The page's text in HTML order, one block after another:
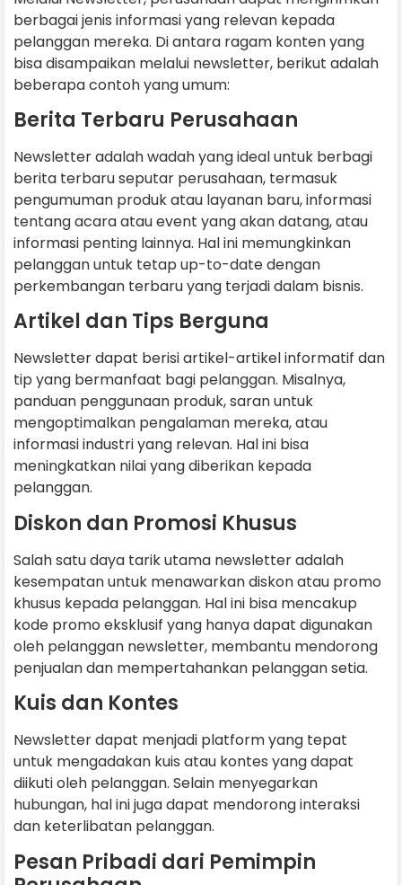
berbagai jenis informasi yang relevan kepada
pelanggan mereka. Di antara ragam konten yang
bisa disampaikan melalui newsletter, berikut adalah
beberapa contoh yang umum:
Berita Terbaru Perusahaan
Newsletter adalah wadah yang ideal untuk berbagi
berita terbaru seputar perusahaan, termasuk
pengumuman produk atau layanan baru, informasi
tentang acara atau event yang akan datang, atau
informasi penting lainnya. Hal ini memungkinkan
pelanggan untuk tetap up-to-date dengan
perkembangan terbaru yang terjadi dalam bisnis.
Artikel dan Tips Berguna
Newsletter dapat berisi artikel-artikel informatif dan
tip yang bermanfaat bagi pelanggan. Misalnya,
panduan penggunaan produk, saran untuk
mengoptimalkan pengalaman mereka, atau
informasi industri yang relevan. Hal ini bisa
meningkatkan nilai yang diberikan kepada
pelanggan.
Diskon dan Promosi Khusus
Salah satu daya tarik utama newsletter adalah
kesempatan untuk menawarkan diskon atau promo
khusus kepada pelanggan. Hal ini bisa mencakup
kode promo eksklusif yang hanya dapat digunakan
oleh pelanggan newsletter, membantu mendorong
penjualan dan mempertahankan pelanggan setia.
Kuis dan Kontes
Newsletter dapat menjadi platform yang tepat
untuk mengadakan kuis atau kontes yang dapat
diikuti oleh pelanggan. Selain menyegarkan
hubungan, hal ini juga dapat mendorong interaksi
dan keterlibatan pelanggan.
Pesan Pribadi dari Pemimpin